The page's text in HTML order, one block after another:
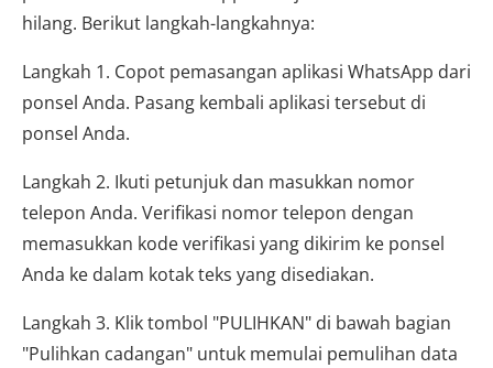
hilang. Berikut langkah-langkahnya:
Langkah 1. Copot pemasangan aplikasi WhatsApp dari
ponsel Anda. Pasang kembali aplikasi tersebut di
ponsel Anda.
Langkah 2. Ikuti petunjuk dan masukkan nomor
telepon Anda. Verifikasi nomor telepon dengan
memasukkan kode verifikasi yang dikirim ke ponsel
Anda ke dalam kotak teks yang disediakan.
Langkah 3. Klik tombol "PULIHKAN" di bawah bagian
"Pulihkan cadangan" untuk memulai pemulihan data